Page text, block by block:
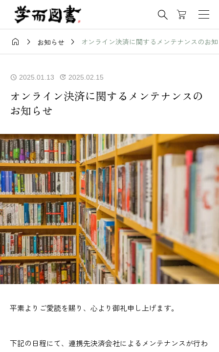

  お知らせ  オンライン決済に関するメンテナンスのお
2025.01.13 2025.02.15
オンライン決済に関するメンテナンスの
お知らせ
平素よりご愛読を賜り、心より御礼申し上げます。
下記の日程にて、連携先決済会社によるメンテナンスが行わ